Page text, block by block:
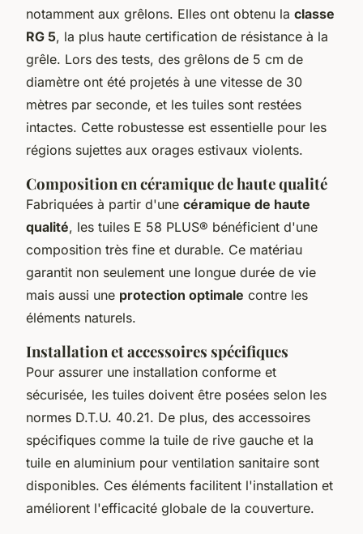
notamment aux grêlons. Elles ont obtenu la classe
RG 5, la plus haute certification de résistance à la
grêle. Lors des tests, des grêlons de 5 cm de
diamètre ont été projetés à une vitesse de 30
mètres par seconde, et les tuiles sont restées
intactes. Cette robustesse est essentielle pour les
régions sujettes aux orages estivaux violents.
Composition en céramique de haute qualité
Fabriquées à partir d'une céramique de haute
qualité, les tuiles E 58 PLUS® bénéficient d'une
composition très fine et durable. Ce matériau
garantit non seulement une longue durée de vie
mais aussi une protection optimale contre les
éléments naturels.
Installation et accessoires spécifiques
Pour assurer une installation conforme et
sécurisée, les tuiles doivent être posées selon les
normes D.T.U. 40.21. De plus, des accessoires
spécifiques comme la tuile de rive gauche et la
tuile en aluminium pour ventilation sanitaire sont
disponibles. Ces éléments facilitent l'installation et
améliorent l'efficacité globale de la couverture.